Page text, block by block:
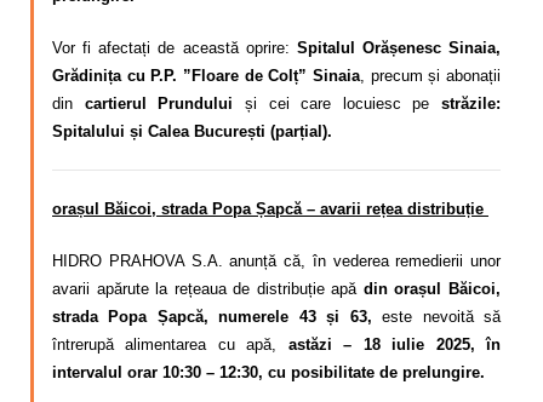
Vor fi afectați de această oprire: Spitalul Orășenesc Sinaia,
Grădinița cu P.P. ”Floare de Colț” Sinaia, precum și abonații
din cartierul Prundului și cei care locuiesc pe străzile:
Spitalului și Calea București (parțial).
orașul Băicoi, strada Popa Șapcă – avarii rețea distribuție
HIDRO PRAHOVA S.A. anunță că, în vederea remedierii unor
avarii apărute la rețeaua de distribuție apă din orașul Băicoi,
strada Popa Șapcă, numerele 43 și 63,este nevoită să
întrerupă alimentarea cu apă,
astăzi – 18 iulie 2025, în
intervalul orar 10:30 – 12:30, cu posibilitate de prelungire.